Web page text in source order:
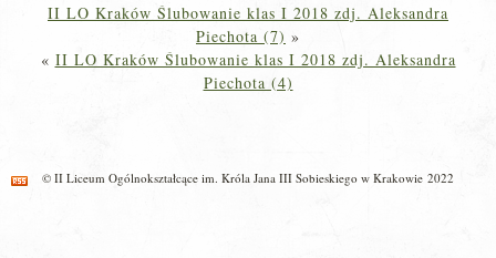
II LO Kraków Ślubowanie klas I 2018 zdj. Aleksandra
Piechota (7) »
« II LO Kraków Ślubowanie klas I 2018 zdj. Aleksandra
Piechota (4)
© II Liceum Ogólnokształcące im. Króla Jana III Sobieskiego w Krakowie 2022